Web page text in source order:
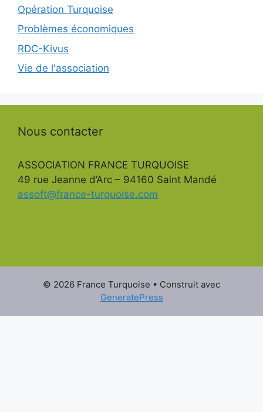
Opération Turquoise
Problèmes économiques
RDC-Kivus
Vie de l'association
Nous contacter
ASSOCIATION FRANCE TURQUOISE
49 rue Jeanne d’Arc – 94160 Saint Mandé
assoft@france-turquoise.com
© 2026 France Turquoise • Construit avec
GeneratePress